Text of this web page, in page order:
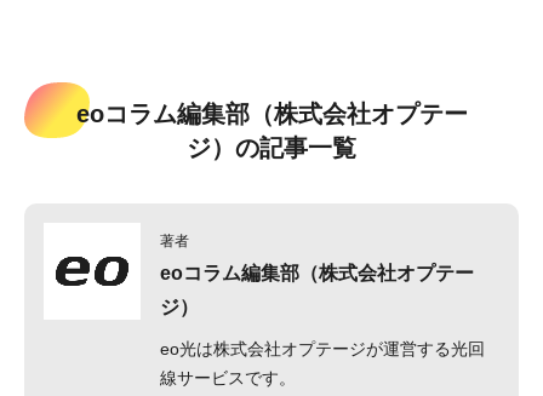
eoコラム編集部（株式会社オプテー
ジ）の記事一覧
著者
eoコラム編集部（株式会社オプテー
ジ）
eo光は株式会社オプテージが運営する光回
線サービスです。